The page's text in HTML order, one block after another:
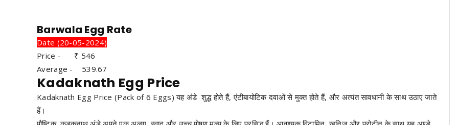
Barwala Egg Rate
Date (20-05-2024)
Price - ₹ 546
Average - 539.67
Kadaknath Egg Price
Kadaknath Egg Price (Pack of 6 Eggs) यह अंडे शुद्ध होते हैं, एंटीबायोटिक दवाओं से मुक्त होते हैं, और अत्यंत सावधानी के साथ उठाए जाते
हैं।